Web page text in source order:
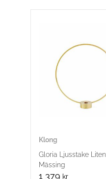
Klong
Gloria Ljusstake Liten
Mässing
1 379 kr